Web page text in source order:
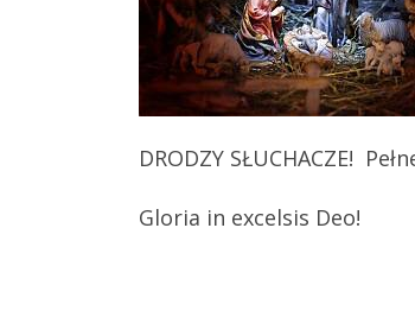
DRODZY SŁUCHACZE!
Gloria in excelsis Deo!